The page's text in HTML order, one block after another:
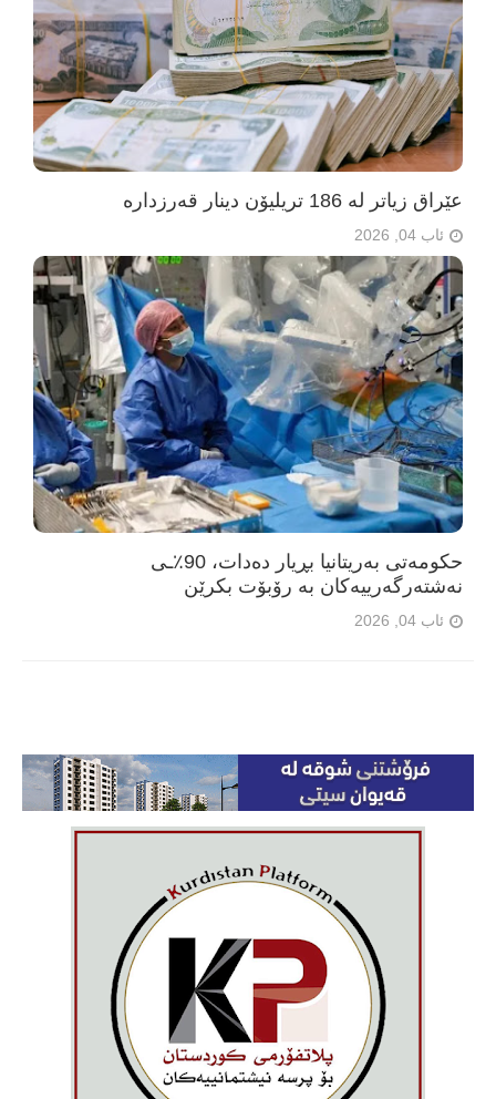
عێراق زیاتر لە 186 تریلیۆن دینار قەرزدارە
ئاب 04, 2026
حکومەتی بەریتانیا بڕیار دەدات، 90٪ـی
نەشتەرگەرییەکان بە رۆبۆت بکرێن
ئاب 04, 2026